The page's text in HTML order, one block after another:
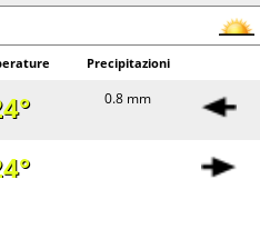
Precipitazioni
0.8 mm